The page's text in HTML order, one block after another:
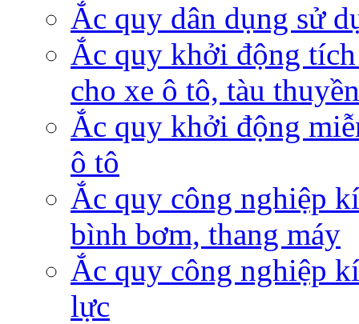
Ắc quy dân dụng sử
Ắc quy khởi động
cho xe ô tô, tàu thuyền
Ắc quy khởi động
ô tô
Ắc quy công nghiệp
bình bơm, thang máy
Ắc quy công nghiệp
lực